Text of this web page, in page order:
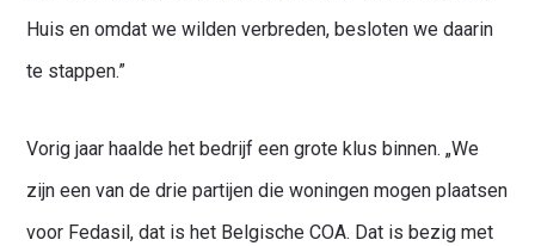
Huis en omdat we wilden verbreden, besloten we daarin
te stappen.”
Vorig jaar haalde het bedrijf een grote klus binnen. „We
zijn een van de drie partijen die woningen mogen plaatsen
voor Fedasil, dat is het Belgische COA. Dat is bezig met